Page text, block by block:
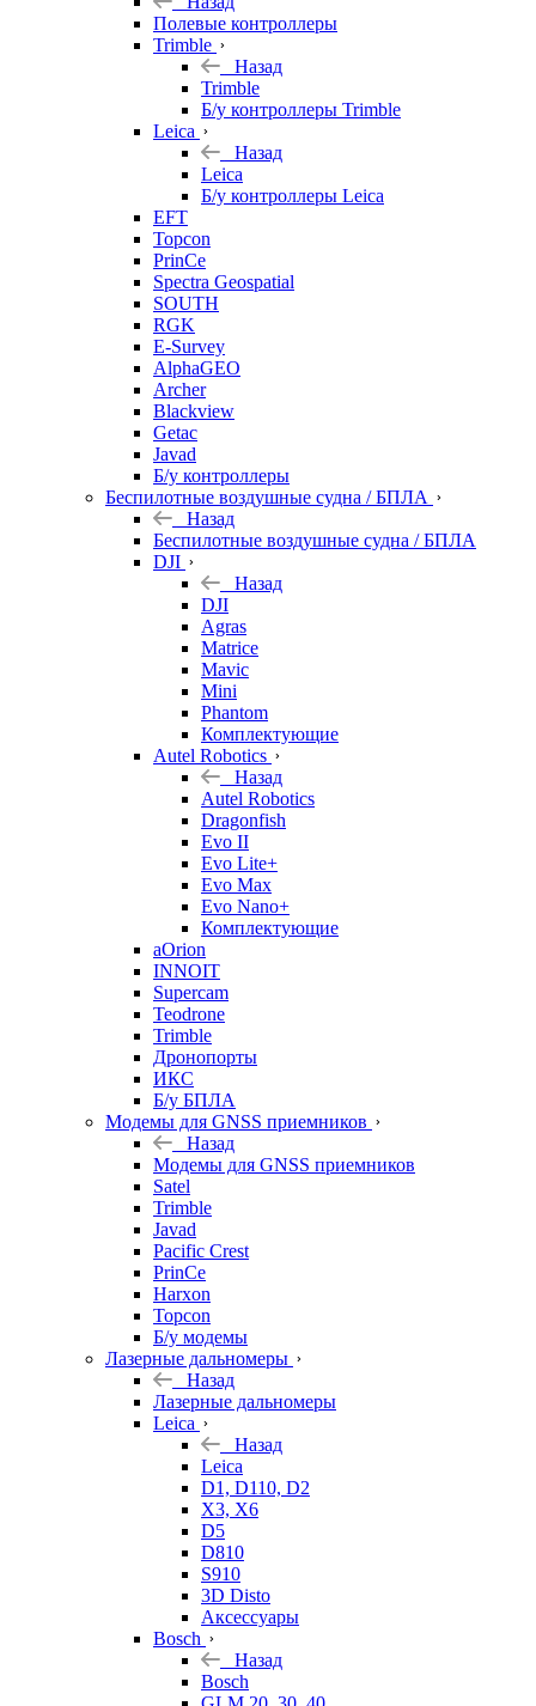
Полевые контроллеры
Trimble
Назад
Trimble
Б/у контроллеры Trimble
Leica
Назад
Leica
Б/у контроллеры Leica
EFT
Topcon
PrinCe
Spectra Geospatial
SOUTH
RGK
E-Survey
AlphaGEO
Archer
Blackview
Getac
Javad
Б/у контроллеры
Беспилотные воздушные судна / БПЛА
Назад
Беспилотные воздушные судна / БПЛА
DJI
Назад
DJI
Agras
Matrice
Mavic
Mini
Phantom
Комплектующие
Autel Robotics
Назад
Autel Robotics
Dragonfish
Evo II
Evo Lite+
Evo Max
Evo Nano+
Комплектующие
aOrion
INNOIT
Supercam
Teodrone
Trimble
Дронопорты
ИКС
Б/у БПЛА
Модемы для GNSS приемников
Назад
Модемы для GNSS приемников
Satel
Trimble
Javad
Pacific Crest
PrinCe
Harxon
Topcon
Б/у модемы
Лазерные дальномеры
Назад
Лазерные дальномеры
Leica
Назад
Leica
D1, D110, D2
X3, X6
D5
D810
S910
3D Disto
Аксессуары
Bosch
Назад
Bosch